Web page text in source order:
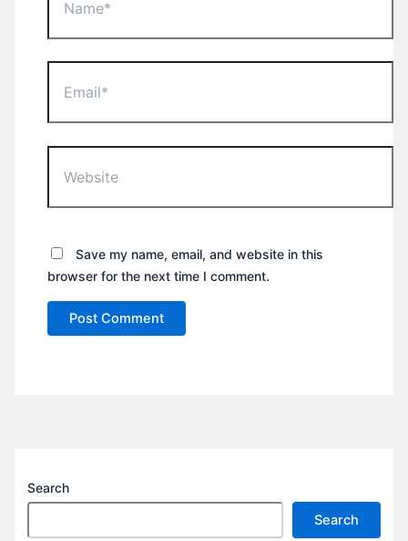
Save my name, email, and website in this
browser for the next time I comment.
Search
Search